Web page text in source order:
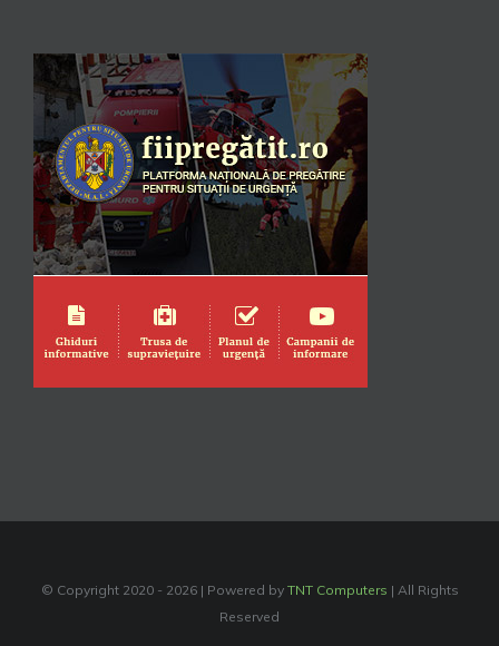
© Copyright 2020 - 2026 | Powered by TNT Computers | All Rights
Reserved